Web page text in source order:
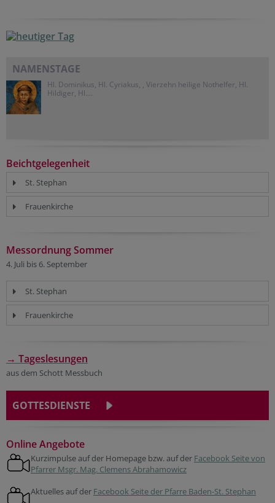
NAMENSTAGE
Hl. Dominikus, Hl. Cyriakus, , Vierzehn heilige Nothelfer, Hl.
Hildiger, Hl....
Beichtgelegenheit
St. Stephan
Frauenkirche
Messordnung Sommer
4. Juli bis 6. September
St. Stephan
Frauenkirche
→ Tageslesungen
aus dem Schott Messbuch
GOTTESDIENSTE
Online Angebote
Kurzimpulse auf der Homepage bzw. auf der Facebook Seite von
Pfarrer Msgr. Mag. Clemens Abrahamowicz
Aktuelles auf der Facebook Seite der Pfarre Baden-St. Stephan